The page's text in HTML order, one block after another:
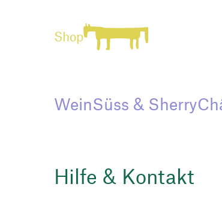
Shop
WeinSüss & Sherry
Hilfe & Kontakt